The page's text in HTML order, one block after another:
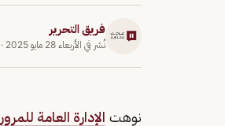
فريق التحرير
نُشر في الأربعاء 28 مايو 2025 ·
نوهت الإدارة العامة للمرور